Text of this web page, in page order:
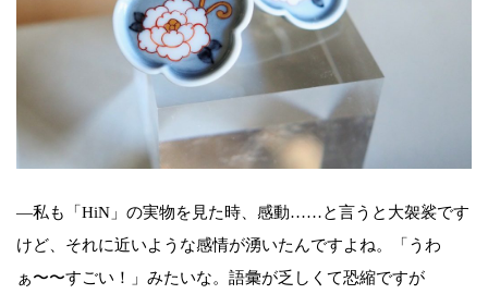
—私も「HiN」の実物を見た時、感動……と言うと大袈裟です
けど、それに近いような感情が湧いたんですよね。「うわ
ぁ〜〜すごい！」みたいな。語彙が乏しくて恐縮ですが